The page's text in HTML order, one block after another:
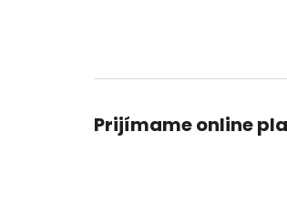
Prijímame online